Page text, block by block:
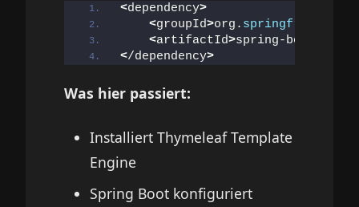
<dependency>
<groupId>org. springframework
<artifactId>spring-boot-
</dependency>
Was hier passiert:
Installiert Thymeleaf Template
Engine
Spring Boot konfiguriert